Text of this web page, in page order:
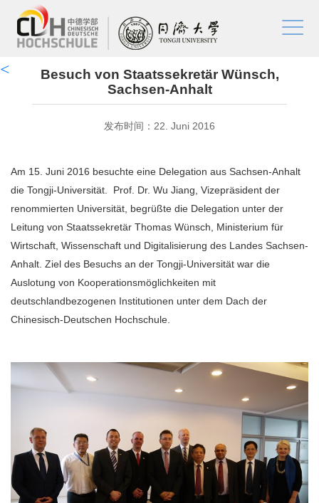
Besuch von Staatssekretär Wünsch,
Sachsen-Anhalt
发布时间：22. Juni 2016
Am 15. Juni 2016 besuchte eine Delegation aus Sachsen-Anhalt
die Tongji-Universität. Prof. Dr. Wu Jiang, Vizepräsident der
renommierten Universität, begrüßte die Delegation unter der
Leitung von Staatssekretär Thomas Wünsch, Ministerium für
Wirtschaft, Wissenschaft und Digitalisierung des Landes Sachsen-
Anhalt. Ziel des Besuchs an der Tongji-Universität war die
Auslotung von Kooperationsmöglichkeiten mit
deutschlandbezogenen Institutionen unter dem Dach der
Chinesisch-Deutschen Hochschule.